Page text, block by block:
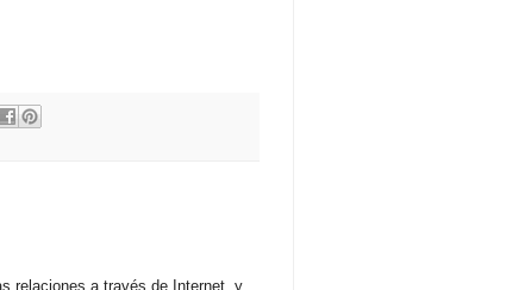
relaciones a través de Internet, y